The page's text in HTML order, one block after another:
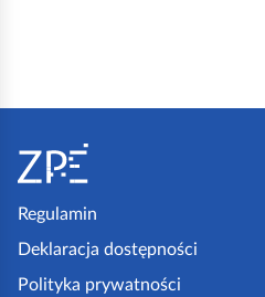
Regulamin
Deklaracja dostępności
Polityka prywatności